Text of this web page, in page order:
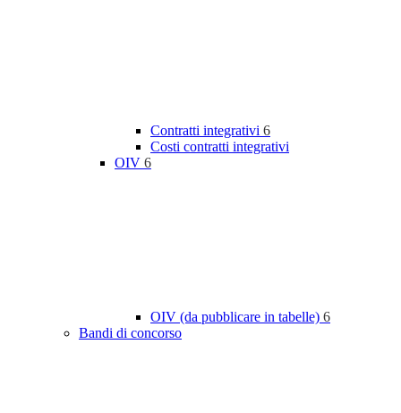
Contratti integrativi 6
Costi contratti integrativi
OIV 6
OIV (da pubblicare in tabelle) 6
Bandi di concorso